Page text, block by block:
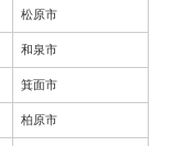
松原市
和泉市
箕面市
柏原市